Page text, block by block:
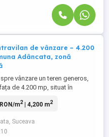
de vânzare – 4.200
Adâncata, zonă
vânzare un teren generos,
de 4.200 mp, situat în
liniștită și deosebită, ideală
de vacanță sau pentru un
exclusivist. Proprietatea
m2| 4,200 m2
Suceava